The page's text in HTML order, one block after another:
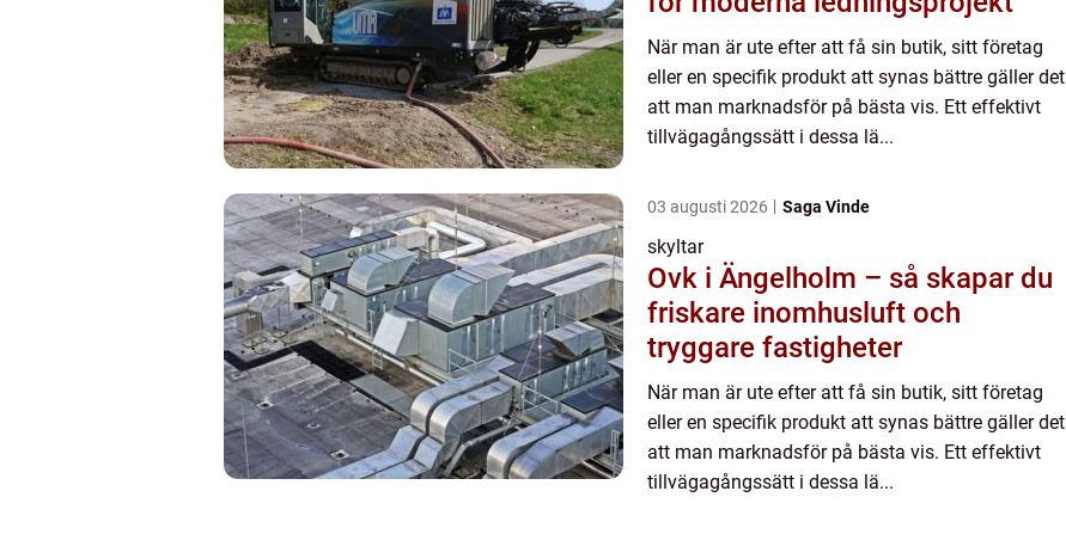
När man är ute efter att få sin butik, sitt företag
eller en specifik produkt att synas bättre gäller det
att man marknadsför på bästa vis. Ett effektivt
tillvägagångssätt i dessa lä...
03 augusti 2026 Saga Vinde
skyltar
Ovk i Ängelholm – så skapar du
friskare inomhusluft och
tryggare fastigheter
När man är ute efter att få sin butik, sitt företag
eller en specifik produkt att synas bättre gäller det
att man marknadsför på bästa vis. Ett effektivt
tillvägagångssätt i dessa lä...